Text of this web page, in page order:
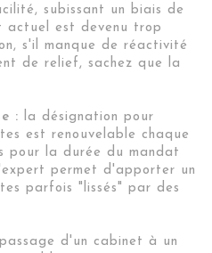
subissant un biais de
est devenu trop
s'il manque de réactivité
de relief, sachez que la
: la désignation pour
est renouvelable chaque
pour la durée du mandat
permet d'apporter un
parfois "lissés" par des
d'un cabinet à un